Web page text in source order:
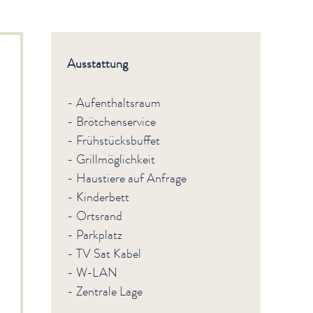
Ausstattung
- Aufenthaltsraum
- Brötchenservice
- Frühstücksbuffet
- Grillmöglichkeit
- Haustiere auf Anfrage
- Kinderbett
- Ortsrand
- Parkplatz
- TV Sat Kabel
- W-LAN
- Zentrale Lage